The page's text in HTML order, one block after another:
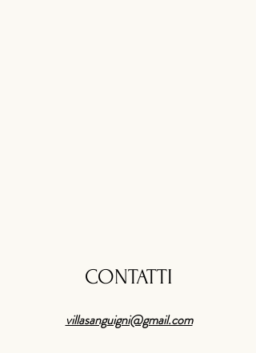
CONTATTI
villasanguigni@gmail.com